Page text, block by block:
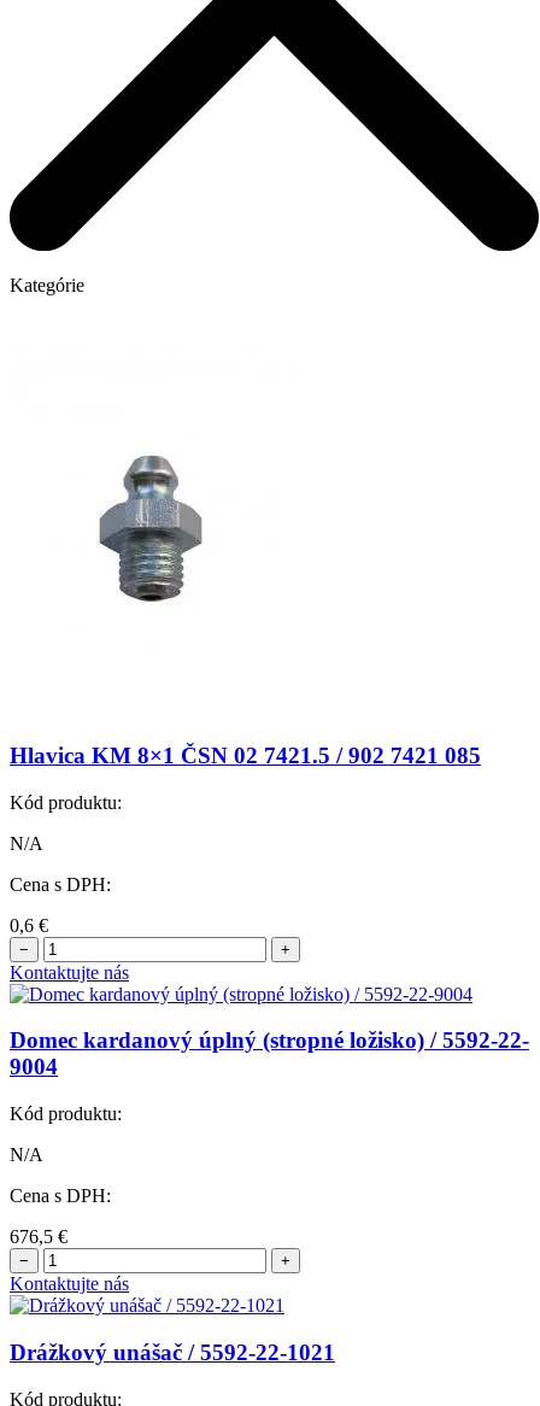
Kategórie
Hlavica KM 8×1 ČSN 02 7421.5 / 902 7421 085
Kód produktu:
N/A
Cena s DPH:
0,6 €
− +
Kontaktujte nás
Domec kardanový úplný (stropné ložisko) / 5592-22-
9004
Kód produktu:
N/A
Cena s DPH:
676,5 €
− +
Kontaktujte nás
Drážkový unášač / 5592-22-1021
Kód produktu: